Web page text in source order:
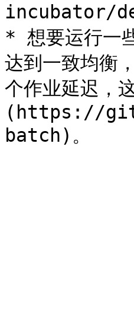
incubator/
* 想要运行一
达到一致均衡
个作业延迟，
(https://